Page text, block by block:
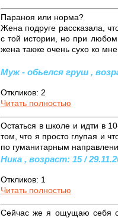
Параноя или норма?
Жена подруге рассказала,
с той истории, но при
жена также очень сухо ко
Муж - обьелся груш ,
Откликов: 2
Читать полностью
Остаться в школе и идти в
том, что я просто глупая и
по гуманитарным
Ника , возраст: 15 /
Откликов: 1
Читать полностью
Сейчас же я ощущаю себя